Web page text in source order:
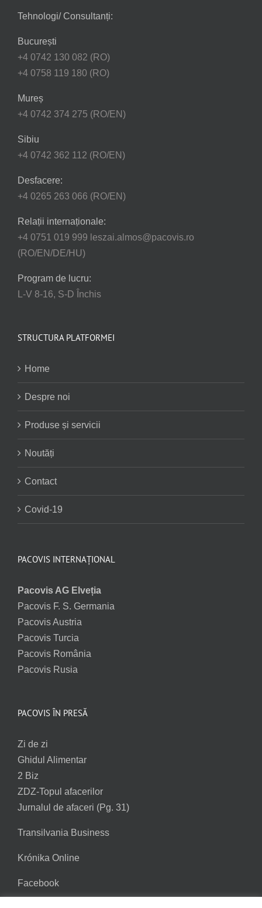
Tehnologi/ Consultanți:
București
+4 0742 130 082 (RO)
+4 0758 119 180 (RO)
Mureș
+4 0742 374 275 (RO/EN)
Sibiu
+4 0742 362 112 (RO/EN)
Desfacere:
+4 0265 263 066 (RO/EN)
Relații internaționale:
+4 0751 019 999 leszai.almos@pacovis.ro
(RO/EN/DE/HU)
Program de lucru:
L-V 8-16, S-D Închis
STRUCTURA PLATFORMEI
Home
Despre noi
Produse și servicii
Noutăți
Contact
Covid-19
PACOVIS INTERNAȚIONAL
Pacovis AG Elveția
Pacovis F. S. Germania
Pacovis Austria
Pacovis Turcia
Pacovis România
Pacovis Rusia
PACOVIS ÎN PRESĂ
Zi de zi
Ghidul Alimentar
2 Biz
ZDZ-Topul afacerilor
Jurnalul de afaceri (Pg. 31)
Transilvania Business
Krónika Online
Facebook